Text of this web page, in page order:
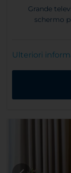
Grande
schermo
Ulteriori